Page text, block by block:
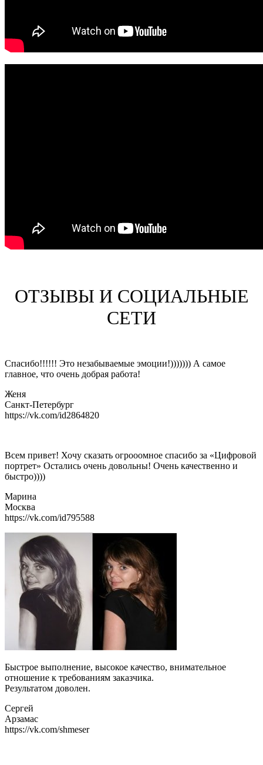
ОТЗЫВЫ И СОЦИАЛЬНЫЕ
СЕТИ
Спасибо!!!!!! Это незабываемые эмоции!))))))) А самое
главное, что очень добрая работа!
Женя
Санкт-Петербург
https://vk.com/id2864820
Всем привет! Хочу сказать огрооомное спасибо за «Цифровой
портрет» Остались очень довольны! Очень качественно и
быстро))))
Марина
Москва
https://vk.com/id795588
Быстрое выполнение, высокое качество, внимательное
отношение к требованиям заказчика.
Результатом доволен.
Сергей
Арзамас
https://vk.com/shmeser